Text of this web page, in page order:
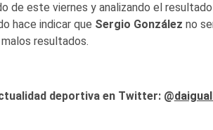
de este viernes y analizando el
hace indicar que Sergio González no
resultados.
deportiva en Twitter: @